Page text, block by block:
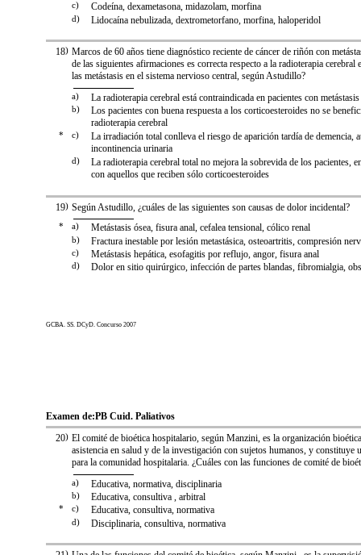
c) Codeína, dexametasona, midazolam, morfina
d) Lidocaína nebulizada, dextrometorfano, morfina, haloperidol
)
18 Marcos de 60 años tiene diagnóstico reciente de cáncer de riñón con
de las siguientes afirmaciones es correcta respecto a la radioterapia cerebral
las metástasis en el sistema nervioso central, según Astudillo?
a) La radioterapia cerebral está contraindicada en pacientes con
b)
Los pacientes con buena respuesta a los corticoesteroides no se
radioterapia cerebral
* c)
La irradiación total conlleva el riesgo de aparición tardía de demencia,
incontinencia urinaria
d)
La radioterapia cerebral total no mejora la sobrevida de los pacientes,
con aquellos que reciben sólo corticoesteroides
)
19 Según Astudillo, ¿cuáles de las siguientes son causas de dolor incidental?
* a) Metástasis ósea, fisura anal, cefalea tensional, cólico renal
b) Fractura inestable por lesión metastásica, osteoartritis, compresión
c) Metástasis hepática, esofagitis por reflujo, angor, fisura anal
d) Dolor en sitio quirúrgico, infección de partes blandas, fibromialgia,
GCBA. SS. DCyD. Concurso 2007
Examen de:PB Cuid. Paliativos
)
20 El comité de bioética hospitalario, según Manzini, es la organización
asistencia en salud y de la investigación con sujetos humanos, y constituye
para la comunidad hospitalaria. ¿Cuáles con las funciones de comité de
a) Educativa, normativa, disciplinaria
b) Educativa, consultiva , arbitral
* c) Educativa, consultiva, normativa
d) Disciplinaria, consultiva, normativa